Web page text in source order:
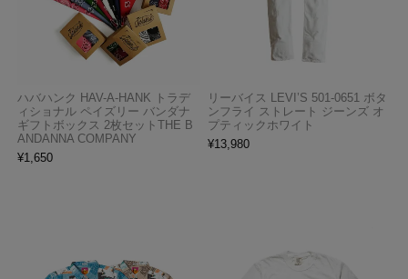
ハバハンク HAV-A-HANK トラデ
ィショナル ペイズリー バンダナ
ギフトボックス 2枚セットTHE B
ANDANNA COMPANY
¥1,650
リーバイス LEVI’S 501-0651 ボタ
ンフライ ストレート ジーンズ オ
プティックホワイト
¥13,980